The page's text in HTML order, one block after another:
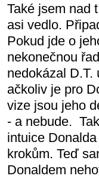
Také jsem nad
asi vedlo.
Pokud jde o
nekonečnou
nedokázal
ačkoliv je pro
vize jsou jeho
- a nebude.
intuice
krokům. Teď
Donaldem